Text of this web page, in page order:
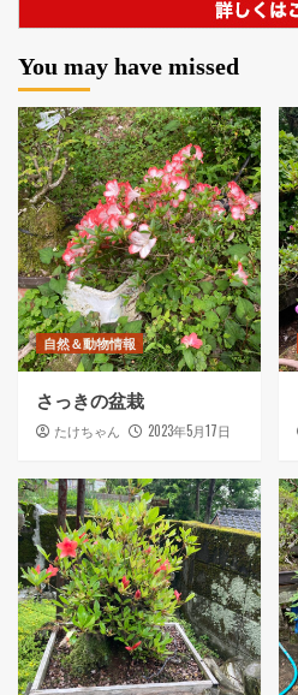
You may have missed
自然＆動物情報
さっきの盆栽
たけちゃん 2023年5月17日